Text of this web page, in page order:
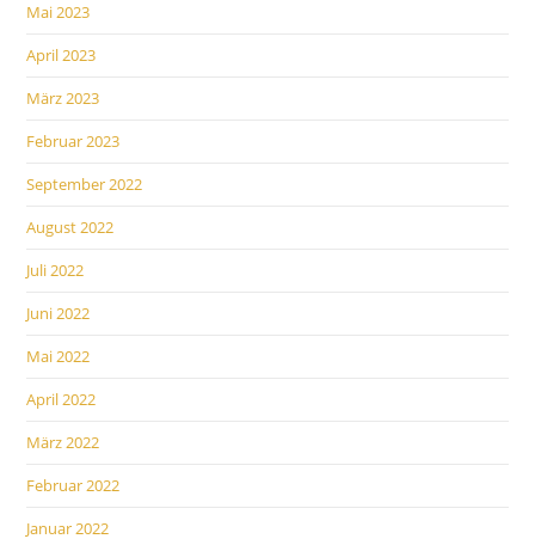
Mai 2023
April 2023
März 2023
Februar 2023
September 2022
August 2022
Juli 2022
Juni 2022
Mai 2022
April 2022
März 2022
Februar 2022
Januar 2022